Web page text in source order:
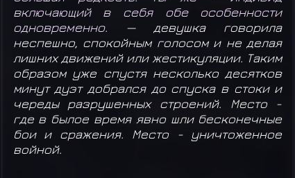
включающий в себя обе особенности
одновременно. — девушка говорила
неспешно, спокойным голосом и не делая
лишних движений или жестикуляции. Таким
образом уже спустя несколько десятков
минут дуэт добрался до спуска в стоки и
череды разрушенных строений. Место -
где в былое время явно шли бесконечные
бои и сражения. Место - уничтоженное
войной.